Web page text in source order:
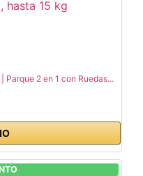
Parque 2 en 1 con Ruedas...